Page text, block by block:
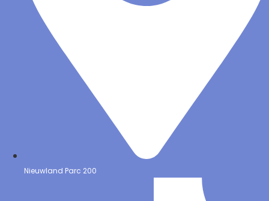
Nieuwland Parc 200